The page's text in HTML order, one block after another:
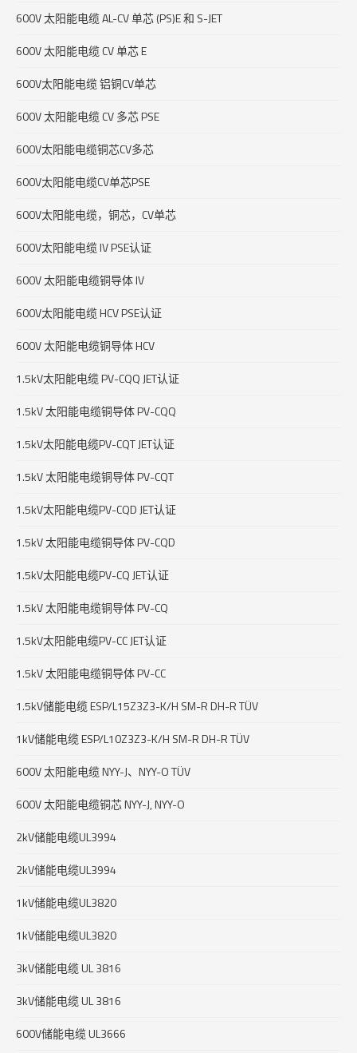
600V 太阳能电缆 AL-CV 单芯 (PS)E 和 S-JET
600V 太阳能电缆 CV 单芯E
600V太阳能电缆 铝铜CV单芯
600V 太阳能电缆 CV 多芯 PSE
600V太阳能电缆铜芯CV多芯
600V太阳能电缆CV单芯PSE
600V太阳能电缆，铜芯，CV单芯
600V太阳能电缆 IV PSE认证
600V 太阳能电缆铜导体 IV
600V太阳能电缆 HCV PSE认证
600V 太阳能电缆铜导体 HCV
1.5kV太阳能电缆 PV-CQQ JET认证
1.5kV 太阳能电缆铜导体 PV-CQQ
1.5kV太阳能电缆PV-CQT JET认证
1.5kV 太阳能电缆铜导体 PV-CQT
1.5kV太阳能电缆PV-CQD JET认证
1.5kV 太阳能电缆铜导体 PV-CQD
1.5kV太阳能电缆PV-CQ JET认证
1.5kV 太阳能电缆铜导体 PV-CQ
1.5kV太阳能电缆PV-CC JET认证
1.5kV 太阳能电缆铜导体 PV-CC
1.5kV储能电缆 ESP/L15Z3Z3-K/H SM-R DH-R TÜV
1kV储能电缆 ESP/L10Z3Z3-K/H SM-R DH-R TÜV
600V 太阳能电缆 NYY-J、NYY-O TÜV
600V 太阳能电缆铜芯 NYY-J, NYY-O
2kV储能电缆UL3994
2kV储能电缆UL3994
1kV储能电缆UL3820
1kV储能电缆UL3820
3kV储能电缆 UL 3816
3kV储能电缆 UL 3816
600V储能电缆 UL3666